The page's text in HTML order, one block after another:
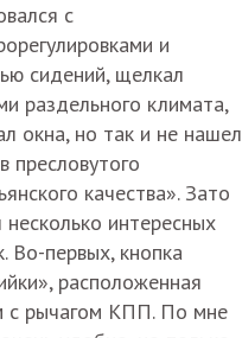
с
и
сидений, щелкал
раздельного климата,
окна, но так и не нашел
пресловутого
качества». Зато
интересных
Во-первых, кнопка
расположенная
с рычагом КПП. По мне